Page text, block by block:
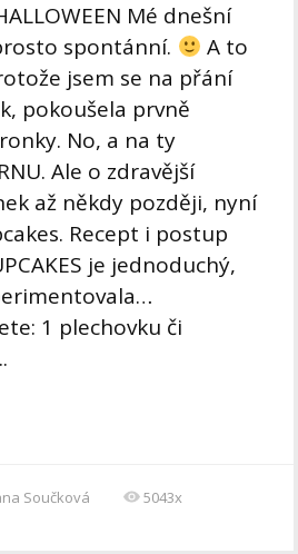
Mé dnešní
spontánní.
A to
jsem se na přání
pokoušela prvně
No, a na ty
Ale o zdravější
až někdy později, nyní
Recept i postup
je jednoduchý,
1 plechovku či
Součková
5043x